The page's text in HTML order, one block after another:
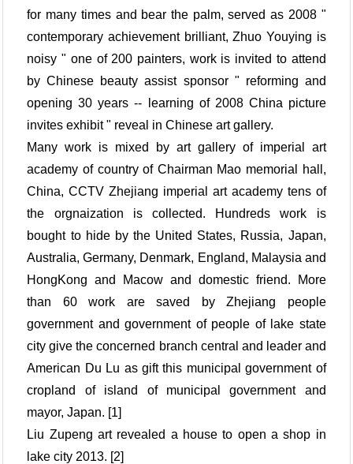
for many times and bear the palm, served as 2008 "
contemporary achievement brilliant, Zhuo Youying is
noisy " one of 200 painters, work is invited to attend
by Chinese beauty assist sponsor " reforming and
opening 30 years -- learning of 2008 China picture
invites exhibit " reveal in Chinese art gallery.
Many work is mixed by art gallery of imperial art
academy of country of Chairman Mao memorial hall,
China, CCTV Zhejiang imperial art academy tens of
the orgnaization is collected. Hundreds work is
bought to hide by the United States, Russia, Japan,
Australia, Germany, Denmark, England, Malaysia and
HongKong and Macow and domestic friend. More
than 60 work are saved by Zhejiang people
government and government of people of lake state
city give the concerned branch central and leader and
American Du Lu as gift this municipal government of
cropland of island of municipal government and
mayor, Japan. [1]
Liu Zupeng art revealed a house to open a shop in
lake city 2013. [2]